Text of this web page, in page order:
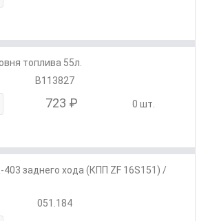
топлива 55л.
В113827
723 ₽ 0 шт.
заднего хода (КПП ZF 16S151) /
051.184